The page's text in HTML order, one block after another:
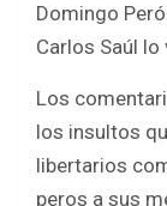
Domingo
Carlos Saúl
Los
los insultos
libertarios
peros a sus